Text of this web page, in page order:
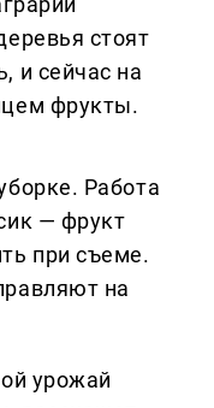
стоят
и сейчас на
фрукты.
Работа
— фрукт
при съеме.
на
урожай